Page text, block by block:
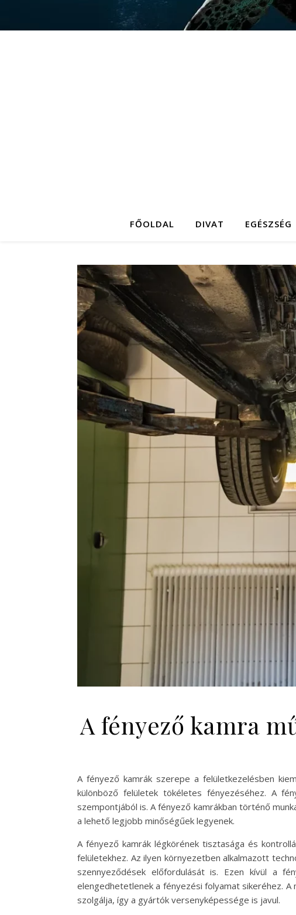
FŐOLDAL DIVAT EGÉSZSÉG
A fényező kamra
A fényező kamrák szerepe a felületkezelésben
különböző felületek tökéletes fényezéséhez. A
szempontjából is. A fényező kamrákban történő
a lehető legjobb minőségűek legyenek.
A fényező kamrák légkörének tisztasága és
felületekhez. Az ilyen környezetben alkalmazott
szennyeződések előfordulását is. Ezen kívül a
elengedhetetlenek a fényezési folyamat sikeréhez. A
szolgálja, így a gyártók versenyképessége is javul.